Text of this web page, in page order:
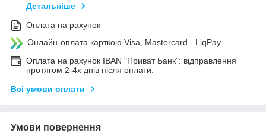
Детальніше
Оплата на рахунок
Онлайн-оплата карткою Visa, Mastercard - LiqPay
Оплата на рахунок IBAN "Приват Банк": відправлення
протягом 2-4х днів після оплати.
Всі умови оплати
Умови повернення